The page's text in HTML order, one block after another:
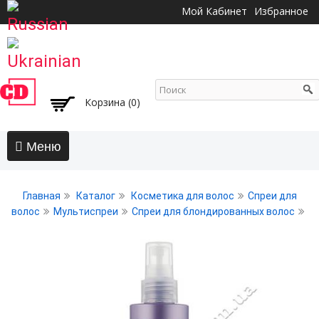
основному
Мой Кабинет Избранное
Корзина (0)
АКЦИИ
Воски, пасты, глина, помады для волос
Главная Каталог Косметика для волос
Спреи для
волос
Мультиспреи Спреи для блондированных волос